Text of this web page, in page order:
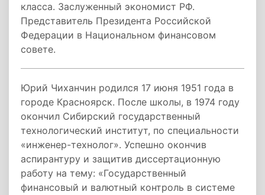
класса. Заслуженный экономист РФ.
Представитель Президента Российской
Федерации в Национальном финансовом
совете.
Юрий Чиханчин родился 17 июня 1951 года в
городе Красноярск. После школы, в 1974 году
окончил Сибирский государственный
технологический институт, по специальности
«инженер-технолог». Успешно окончив
аспирантуру и защитив диссертационную
работу на тему: «Государственный
финансовый и валютный контроль в системе